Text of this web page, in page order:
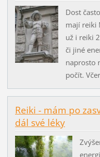
Dost
mají reiki
už i reiki
či jiné
naprosto
počít.
Reiki - mám po
dál své léky